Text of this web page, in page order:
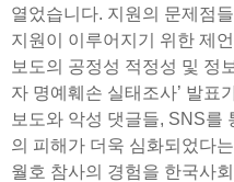
열었습니다. 지원의 문제점
지원이 이루어지기 위한 제
보도의 공정성 적정성 및 정
자 명예훼손 실태조사’ 발표
보도와 악성 댓글들, SNS를
의 피해가 더욱 심화되었다
월호 참사의 경험을 한국사